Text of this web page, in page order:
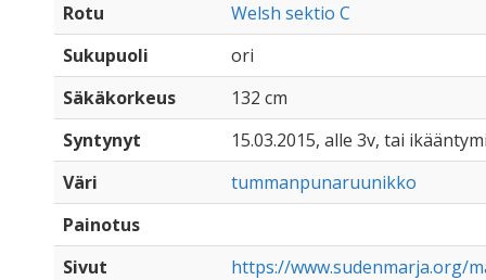
Rotu
Welsh sektio C
Sukupuoli
ori
Säkäkorkeus
132 cm
Syntynyt
15.03.2015, alle 3v, tai
Väri
tummanpunaruunikko
Painotus
Sivut
https://www.sudenmarja.org/